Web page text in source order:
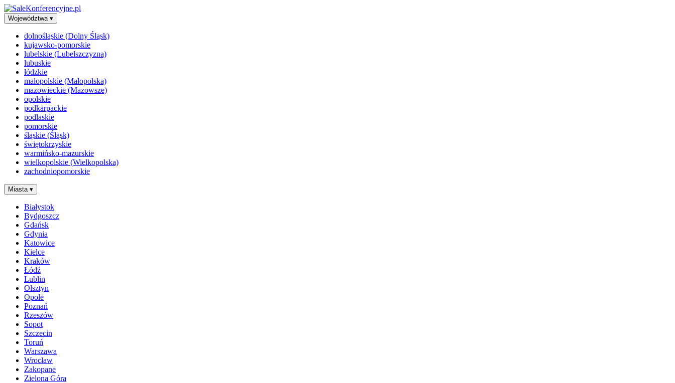
Województwa ▾
dolnośląskie (Dolny Śląsk)
kujawsko-pomorskie
lubelskie (Lubelszczyzna)
lubuskie
łódzkie
małopolskie (Małopolska)
mazowieckie (Mazowsze)
opolskie
podkarpackie
podlaskie
pomorskie
śląskie (Śląsk)
świętokrzyskie
warmińsko-mazurskie
wielkopolskie (Wielkopolska)
zachodniopomorskie
Miasta ▾
Białystok
Bydgoszcz
Gdańsk
Gdynia
Katowice
Kielce
Kraków
Łódź
Lublin
Olsztyn
Opole
Poznań
Rzeszów
Sopot
Szczecin
Toruń
Warszawa
Wrocław
Zakopane
Zielona Góra